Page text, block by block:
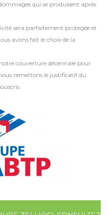
qui se produisent après
sera parfaitement protégée et
avons fait le choix de la
couverture décennale pour
remettons le justificatif du